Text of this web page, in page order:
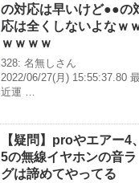
の対応は早いけど●●の
応は全くしないよなｗ
ｗｗｗｗ
328: 名無しさん
2022/06/27(月) 15:55:37.80
近運 …
【疑問】proやエアー4、
5の無線イヤホンの音ラ
グは諦めてやってる